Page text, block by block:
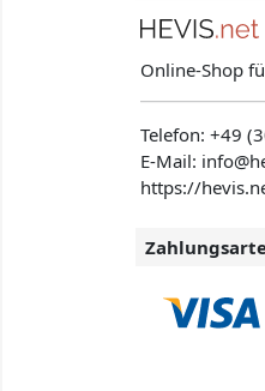
Online-Shop
Telefon:+49
E-Mail:
https://